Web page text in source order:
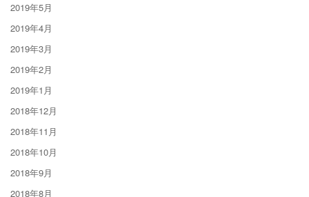
2019年5月
2019年4月
2019年3月
2019年2月
2019年1月
2018年12月
2018年11月
2018年10月
2018年9月
2018年8月